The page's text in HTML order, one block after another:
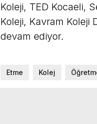
Koleji, TED Kocaeli,
Koleji, Kavram Koleji
devam ediyor.
Etme Kolej